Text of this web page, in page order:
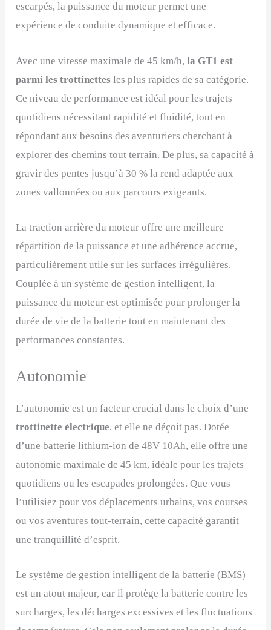
escarpés, la puissance du moteur permet une
expérience de conduite dynamique et efficace.
Avec une vitesse maximale de 45 km/h,la GT1 est
parmi les trottinettes les plus rapides de sa catégorie.
Ce niveau de performance est idéal pour les trajets
quotidiens nécessitant rapidité et fluidité, tout en
répondant aux besoins des aventuriers cherchant à
explorer des chemins tout terrain. De plus, sa capacité à
gravir des pentes jusqu’à 30 % la rend adaptée aux
zones vallonnées ou aux parcours exigeants.
La traction arrière du moteur offre une meilleure
répartition de la puissance et une adhérence accrue,
particulièrement utile sur les surfaces irrégulières.
Couplée à un système de gestion intelligent, la
puissance du moteur est optimisée pour prolonger la
durée de vie de la batterie tout en maintenant des
performances constantes.
Autonomie
L’autonomie est un facteur crucial dans le choix d’une
trottinette électrique, et elle ne déçoit pas. Dotée
d’une batterie lithium-ion de 48V 10Ah, elle offre une
autonomie maximale de 45 km, idéale pour les trajets
quotidiens ou les escapades prolongées. Que vous
l’utilisiez pour vos déplacements urbains, vos courses
ou vos aventures tout-terrain, cette capacité garantit
une tranquillité d’esprit.
Le système de gestion intelligent de la batterie (BMS)
est un atout majeur, car il protège la batterie contre les
surcharges, les décharges excessives et les fluctuations